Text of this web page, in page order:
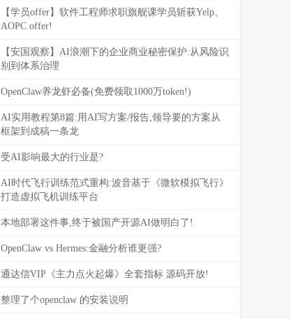
【学员offer】软件工程师求职旗舰课学员斩获Yelp、
AOPC offer!
【安国观察】AI浪潮下的企业商业秘密保护:从风险识
别到体系治理
OpenClaw养龙虾必备(免费领取1000万token!)
AI实用教程第8篇:用AI写方案/报告,领导要的方案从
框架到成稿一条龙
受AI影响最大的行业是?
AI时代飞行训练范式重构:波音基于《微软模拟飞行》
打造虚拟飞机训练平台
本地部署这件事,终于被国产开源AI做明白了!
OpenClaw vs Hermes:金融分析谁更强?
通达信VIP《主力点火起爆》全套指标 源码开放!
整理了个openclaw 的安装说明